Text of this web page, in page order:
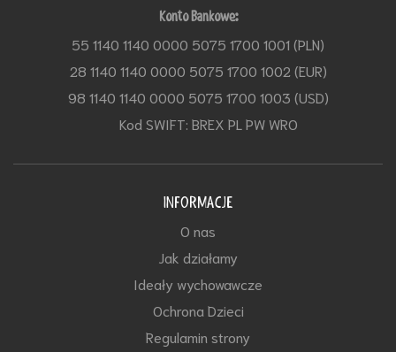
Konto Bankowe:
55 1140 1140 0000 5075 1700 1001 (PLN)
28 1140 1140 0000 5075 1700 1002 (EUR)
98 1140 1140 0000 5075 1700 1003 (USD)
Kod SWIFT: BREX PL PW WRO
INFORMACJE
O nas
Jak działamy
Ideały wychowawcze
Ochrona Dzieci
Regulamin strony